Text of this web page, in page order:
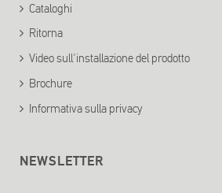
Cataloghi
Ritorna
Video sull'installazione del prodotto
Brochure
Informativa sulla privacy
NEWSLETTER